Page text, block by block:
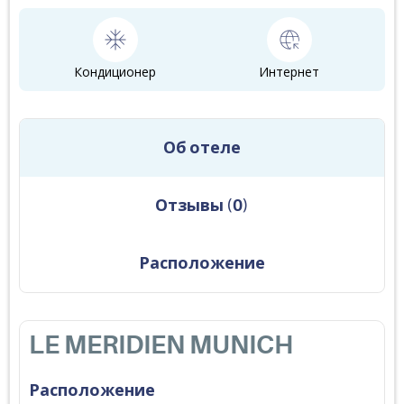
Кондиционер Интернет
Об отеле
Отзывы (0)
Расположение
LE MERIDIEN MUNICH
Расположение